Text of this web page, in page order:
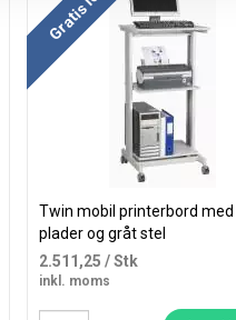
Twin mobil printerbord med
plader og gråt stel
2.511,25 / Stk
inkl. moms